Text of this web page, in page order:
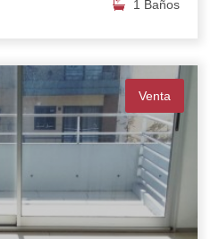
1 Baños
Venta